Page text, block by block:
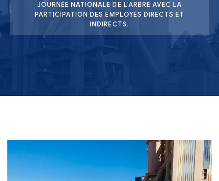
JOURNÉE NATIONALE DE L’ARBRE AVEC LA
PARTICIPATION DES EMPLOYÉS DIRECTS ET
INDIRECTS.